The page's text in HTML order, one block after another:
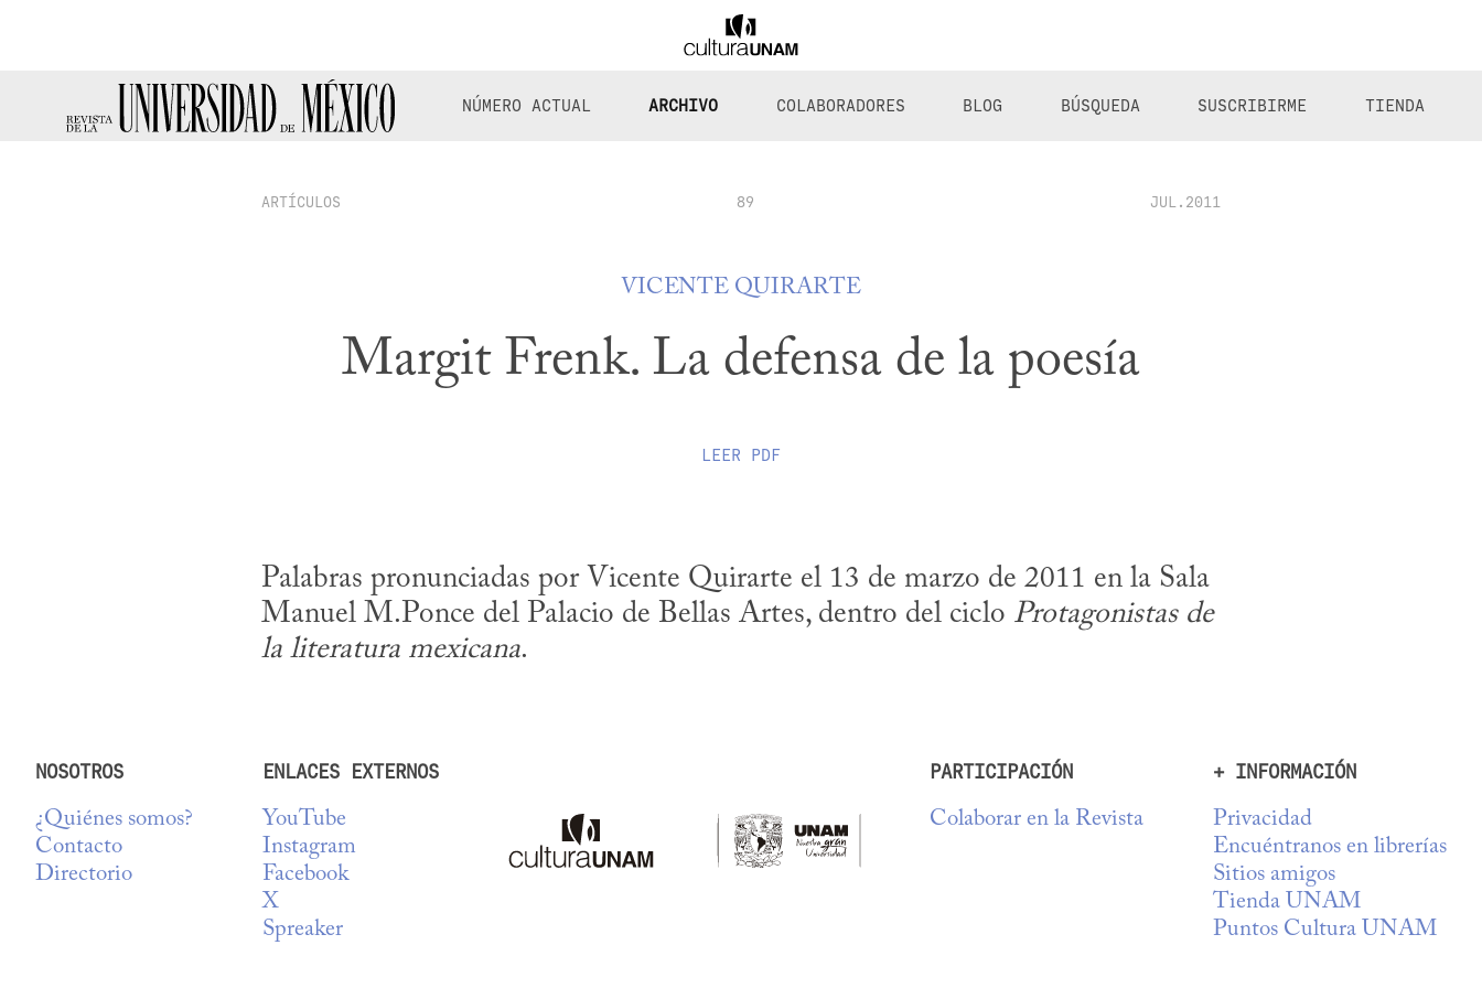
NÚMERO ACTUAL ARCHIVO COLABORADORES BLOG BÚSQUEDA SUSCRIBIRME TIENDA
ARTÍCULOS 89 JUL.2011
VICENTE QUIRARTE
Margit Frenk. La defensa de la poesía
LEER PDF
Palabras pronunciadas por Vicente Quirarte el 13 de marzo de 2011 en la Sala
Manuel M.Ponce del Palacio de Bellas Artes, dentro del ciclo Protagonistas de
la literatura mexicana.
NOSOTROS
¿Quiénes somos?
Contacto
Directorio
ENLACES EXTERNOS
YouTube
Instagram
Facebook
X
Spreaker
PARTICIPACIÓN
Colaborar en la Revista
+ INFORMACIÓN
Privacidad
Encuéntranos en librerías
Sitios amigos
Tienda UNAM
Puntos Cultura UNAM